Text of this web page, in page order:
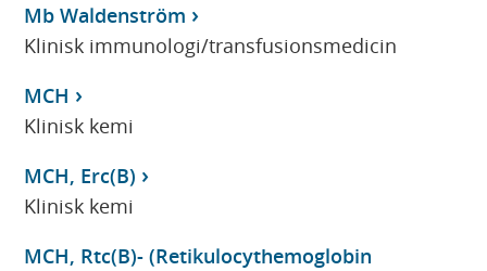
Mb Waldenström
Klinisk immunologi/transfusionsmedicin
MCH
Klinisk kemi
MCH, Erc(B)
Klinisk kemi
MCH, Rtc(B)- (Retikulocythemoglobin